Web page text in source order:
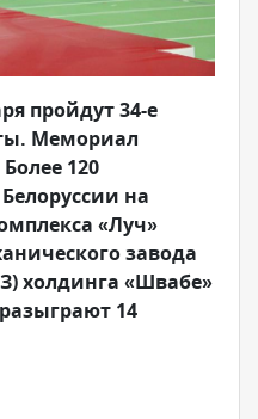
пройдут 34-е
Мемориал
120
на
«Луч»
завода
холдинга «Швабе»
14